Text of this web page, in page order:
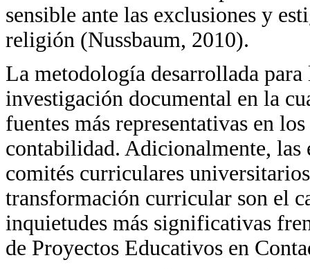
sensible ante las exclusiones y
religión (Nussbaum, 2010).
La metodología desarrollada para
investigación documental en la
fuentes más representativas en
contabilidad. Adicionalmente, las
comités curriculares
transformación curricular son el
inquietudes más significativas
de Proyectos Educativos en